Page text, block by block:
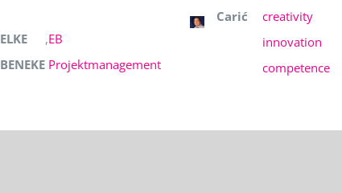
ELKE
BENEKE
,EB
Projektmanagement
Carić
creativity
innovation
competence